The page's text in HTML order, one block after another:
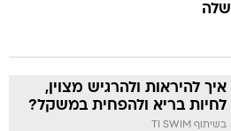
שלה
איך להיראות ולהרגיש מצוין,
לחיות בריא ולהפחית במשקל?
בשיתוף TI SWIM